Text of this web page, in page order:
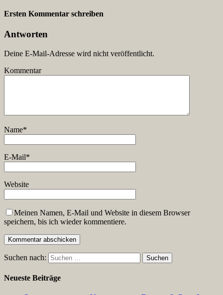
Ersten Kommentar schreiben
Antworten
Deine E-Mail-Adresse wird nicht veröffentlicht.
Kommentar
Name*
E-Mail*
Website
Meinen Namen, E-Mail und Website in diesem Browser
speichern, bis ich wieder kommentiere.
Suchen nach:
Neueste Beiträge